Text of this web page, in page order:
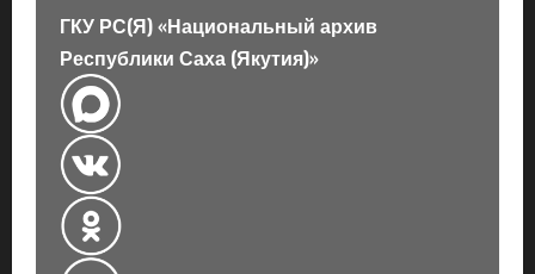
и
с
и
ГКУ РС(Я) «Национальный архив
Республики Саха (Якутия)»